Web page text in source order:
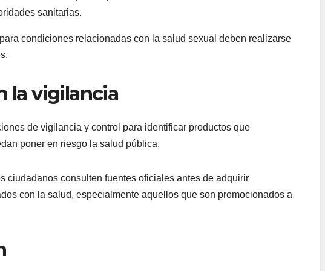
sanitarias.
condiciones relacionadas con la salud sexual deben realizarse
la vigilancia
de vigilancia y control para identificar productos que
poner en riesgo la salud pública.
ciudadanos consulten fuentes oficiales antes de adquirir
con la salud, especialmente aquellos que son promocionados a